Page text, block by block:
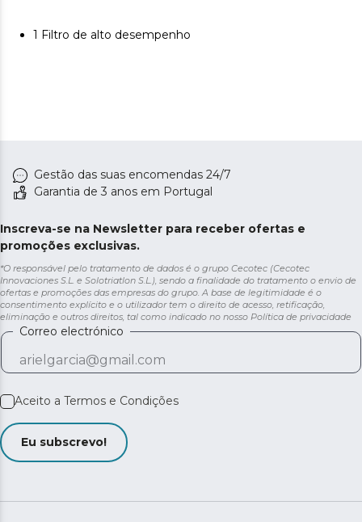
1 Filtro de alto desempenho
Gestão das suas encomendas 24/7
Garantia de 3 anos em Portugal
Inscreva-se na Newsletter para receber ofertas e
promoções exclusivas.
*O responsável pelo tratamento de dados é o grupo Cecotec (Cecotec
Innovaciones S.L. e Solotriatlon S.L.), sendo a finalidade do tratamento o envio de
ofertas e promoções das empresas do grupo. A base de legitimidade é o
consentimento explícito e o utilizador tem o direito de acesso, retificação,
eliminação e outros direitos, tal como indicado no nosso Política de privacidade
Correo electrónico
Aceito a Termos e Condições
Eu subscrevo!